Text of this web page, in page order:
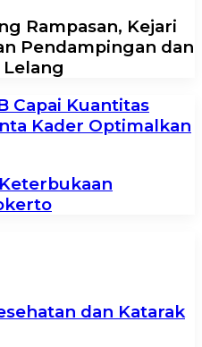
Rampasan, Kejari
Pendampingan dan
Capai Kuantitas
Kader Optimalkan
dan Katarak